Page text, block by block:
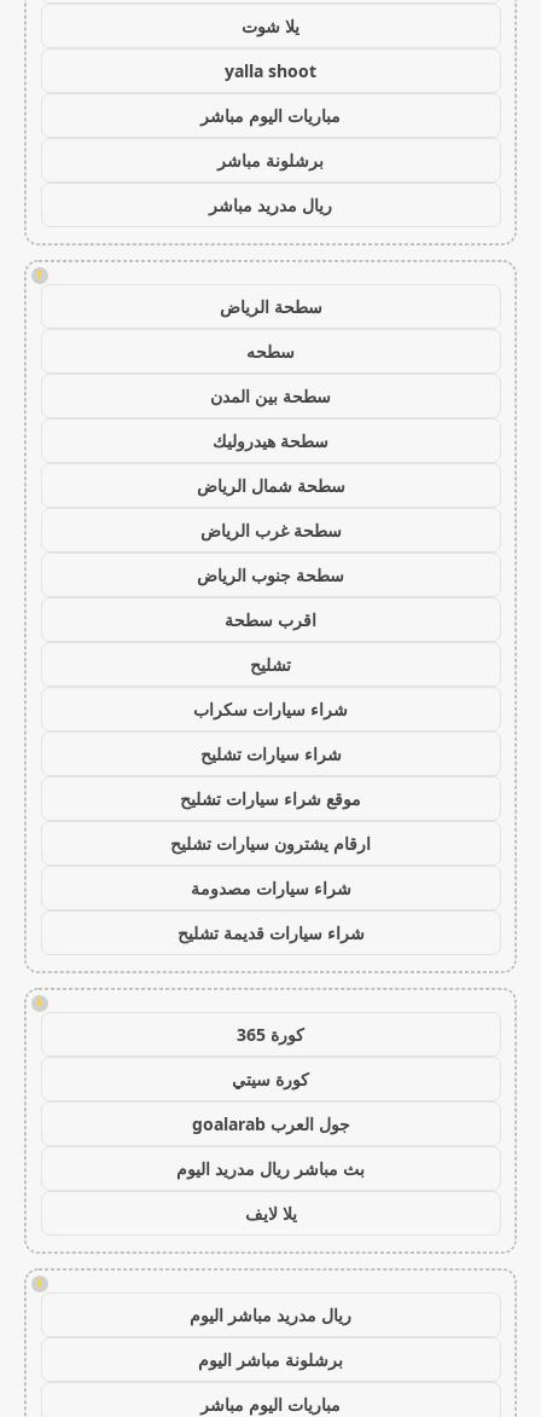
يلا شوت
yalla shoot
مباريات اليوم مباشر
برشلونة مباشر
ريال مدريد مباشر
!
سطحة الرياض
سطحه
سطحة بين المدن
سطحة هيدروليك
سطحة شمال الرياض
سطحة غرب الرياض
سطحة جنوب الرياض
اقرب سطحة
تشليح
شراء سيارات سكراب
شراء سيارات تشليح
موقع شراء سيارات تشليح
ارقام يشترون سيارات تشليح
شراء سيارات مصدومة
شراء سيارات قديمة تشليح
!
كورة 365
كورة سيتي
جول العرب goalarab
بث مباشر ريال مدريد اليوم
يلا لايف
!
ريال مدريد مباشر اليوم
برشلونة مباشر اليوم
مباريات اليوم مباشر